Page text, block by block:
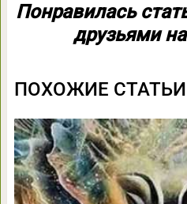
Понравилась
друзьями
ПОХОЖИЕ СТАТЬИ